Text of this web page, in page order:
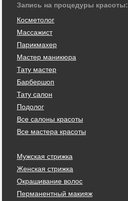
Запись на процедуры красоты:
Косметолог
Массажист
Парикмахер
Мастер маникюра
Тату мастер
Барбершоп
Тату салон
Подолог
Все салоны красоты
Все мастера красоты
Мужская стрижка
Женская стрижка
Окрашивание волос
Перманентный макияж